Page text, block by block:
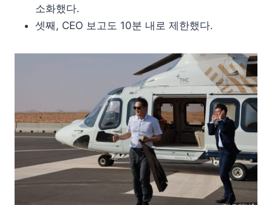
소화했다.
셋째, CEO 보고도 10분 내로 제한했다.